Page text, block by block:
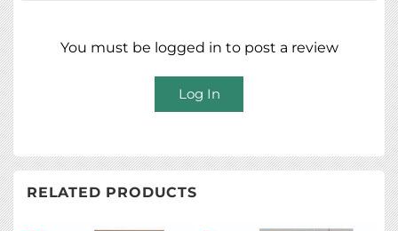
You must be logged in to post a review
Log In
RELATED PRODUCTS